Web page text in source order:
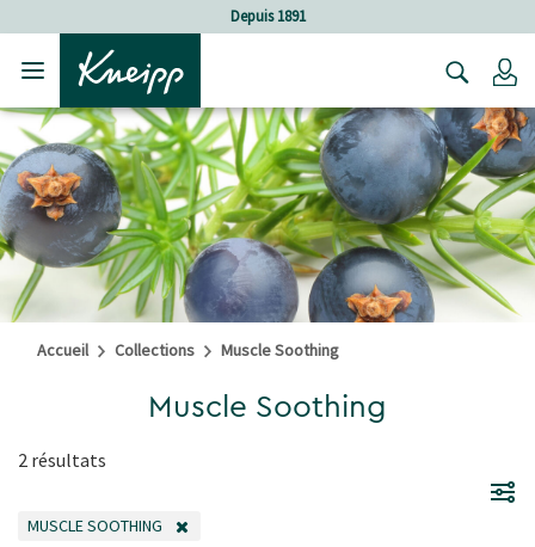
Sauter au contenu du pied de page
Depuis 1891
Accueil Collections Muscle Soothing
Muscle Soothing
2 résultats
MUSCLE SOOTHING